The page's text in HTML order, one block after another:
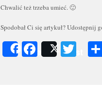
Chwalić też trzeba umieć. 🙂
Spodobał Ci się artykuł? Udostępnij
ShareFacebook
Post